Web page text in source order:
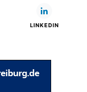
LINKEDIN